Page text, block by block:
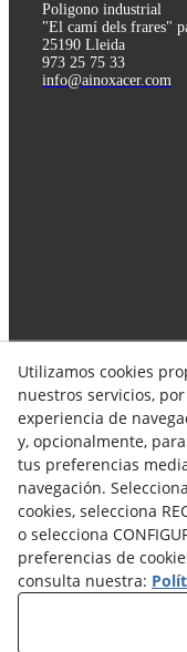
Poligono industrial
"El camí dels frares"
25190 Lleida
973 25 75 33
info@ainoxacer.com
Aviso
Utilizamos cookies
nuestros servicios,
experiencia de
y, opcionalmente,
tus preferencias
navegación.
cookies, selecciona
o selecciona
preferencias de
consulta nuestra: